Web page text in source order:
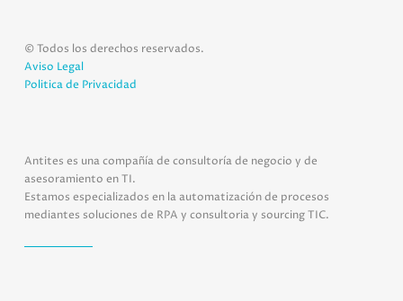
© Todos los derechos reservados.
Aviso Legal
Politica de Privacidad
Antites es una compañía de consultoría de negocio y de
asesoramiento en TI.
Estamos especializados en la automatización de procesos
mediantes soluciones de RPA y consultoria y sourcing TIC.